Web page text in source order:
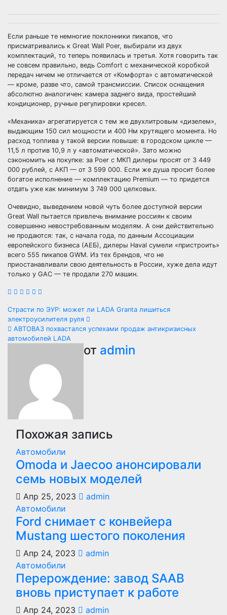
Если раньше те немногие поклонники пикапов, что
присматривались к Great Wall Poer, выбирали из двух
комплектаций, то теперь появилась и третья. Хотя говорить так
не совсем правильно, ведь Comfort с механической коробкой
передач ничем не отличается от «Комфорта» с автоматической
— кроме, разве что, самой трансмиссии. Список оснащения
абсолютно аналогичен: камера заднего вида, простейший
кондиционер, ручные регулировки кресел.
«Механика» агрегатируется с тем же двухлитровым «дизелем»,
выдающим 150 сил мощности и 400 Нм крутящего момента. Но
расход топлива у такой версии повыше: в городском цикле —
11,5 л против 10,9 л у «автоматической». Зато можно
сэкономить на покупке: за Poer с МКП дилеры просят от 3 449
000 рублей, с АКП — от 3 599 000. Если же душа просит более
богатое исполнение — комплектацию Premium — то придется
отдать уже как минимум 3 749 000 целковых.
Очевидно, выведением новой чуть более доступной версии
Great Wall пытается привлечь внимание россиян к своим
совершенно невостребованным моделям. А они действительно
не продаются: так, с начала года, по данным Ассоциации
европейского бизнеса (АЕБ), дилеры Haval сумели «пристроить»
всего 555 пикапов GWM. Из тех брендов, что не
приостанавливали свою деятельность в России, хуже дела идут
только у GAC — те продали 270 машин.
Навигация
по
Страсти по ЭУР: может ли LADA Granta лишиться
электроусилителя руля
АВТОВАЗ похвастался успехами продаж антикризисных
автомобилей LADA
от admin
Похожая запись
Автомобили
Оmoda и Jaecoo анонсировали
семь новых моделей
Апр 25, 2023
admin
Автомобили
Ford снимает с конвейера
Mustang шестого поколения
Апр 24, 2023
admin
Автомобили
Перерождение: завод SAAB
вновь приступает к работе
Апр 24, 2023 admin